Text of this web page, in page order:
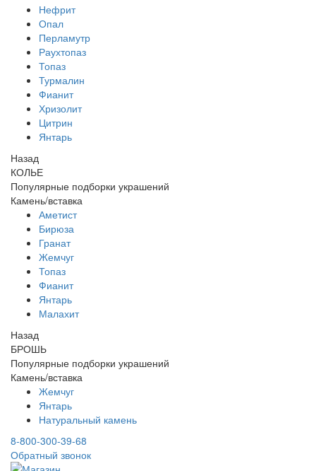
Нефрит
Опал
Перламутр
Раухтопаз
Топаз
Турмалин
Фианит
Хризолит
Цитрин
Янтарь
Назад
КОЛЬЕ
Популярные подборки украшений
Камень/вставка
Аметист
Бирюза
Гранат
Жемчуг
Топаз
Фианит
Янтарь
Малахит
Назад
БРОШЬ
Популярные подборки украшений
Камень/вставка
Жемчуг
Янтарь
Натуральный камень
8-800-300-39-68
Обратный звонок